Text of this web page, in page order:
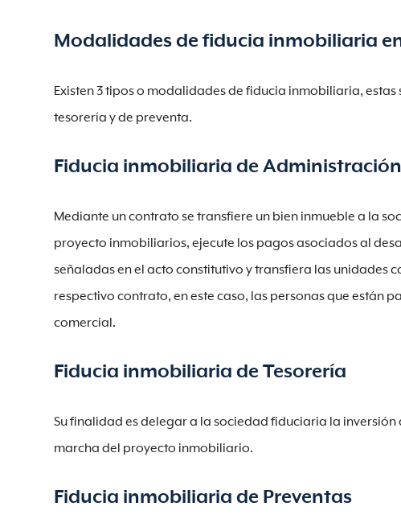
Modalidades de fiducia inmobiliaria
Existen 3 tipos o modalidades de fiducia inmobiliaria,
tesorería y de preventa.
Fiducia inmobiliaria de
Mediante un contrato se transfiere un bien inmueble a la
proyecto inmobiliarios, ejecute los pagos asociados al
señaladas en el acto constitutivo y transfiera las unidades
respectivo contrato, en este caso, las personas que están
comercial.
Fiducia inmobiliaria de Tesorería
Su finalidad es delegar a la sociedad fiduciaria la
marcha del proyecto inmobiliario.
Fiducia inmobiliaria de Preventas